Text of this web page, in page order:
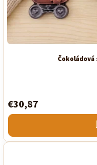
produktu
je
5,0
5
hviezdičiek.
€30,87